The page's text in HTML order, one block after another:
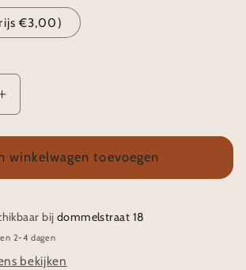
€3,00)
Aantal
verhogen
voor
Haarspeldjes
|
winkelwagen toevoegen
bij dommelstraat 18
2-4 dagen
bekijken